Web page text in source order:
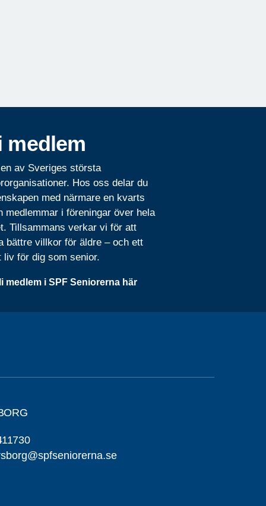
medlem
av Sveriges största
Hos oss delar du
med närmare en kvarts
medlemmar i föreningar över hela
Tillsammans verkar vi för att
bättre villkor för äldre – och ett
liv för dig som senior.
medlem i SPF Seniorerna här